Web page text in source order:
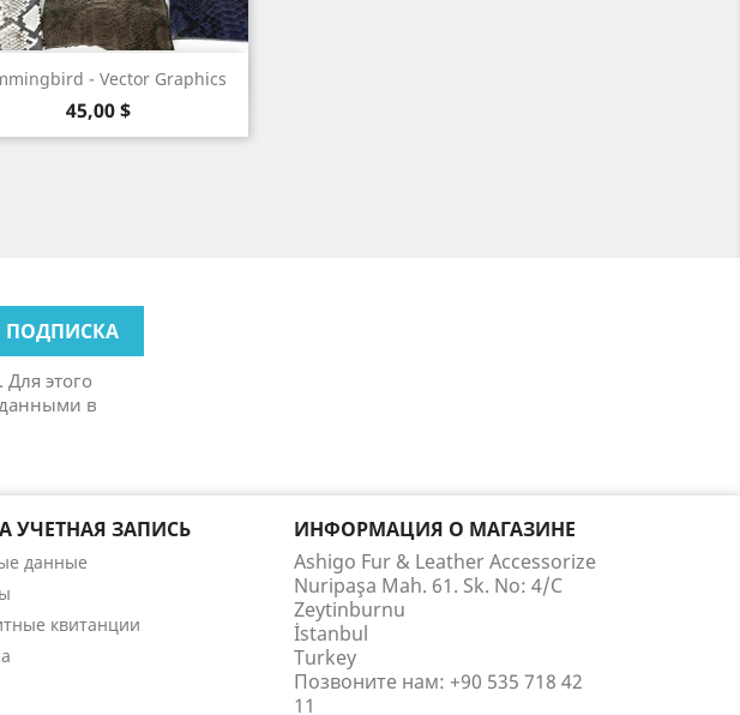
- Vector Graphics
Цена
45,00 $
Быстрый просмотр
этого
в
УЧЕТНАЯ ЗАПИСЬ
данные
квитанции
ИНФОРМАЦИЯ О МАГАЗИНЕ
Ashigo Fur & Leather Accessorize
Nuripaşa Mah. 61. Sk. No: 4/C
Zeytinburnu
İstanbul
Turkey
Позвоните нам: +90 535 718 42
11